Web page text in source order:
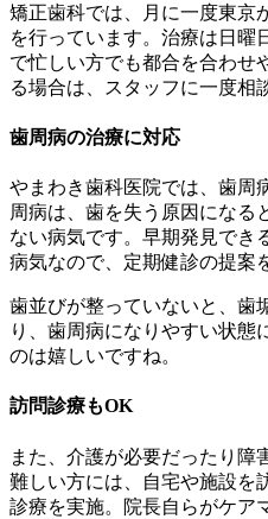
矯正歯科では、月に一度東京
を行っています。治療は日曜
で忙しい方でも都合を合わせ
る場合は、スタッフに一度相
歯周病の治療に対応
やまわき歯科医院では、歯周
周病は、歯を失う原因になる
ない病気です。早期発見でき
病気なので、定期健診の提案
歯並びが整っていないと、歯
り、歯周病になりやすい状態
のは嬉しいですね。
訪問診療もOK
また、介護が必要だったり障
難しい方には、自宅や施設を
診療を実施。院長自らがケア